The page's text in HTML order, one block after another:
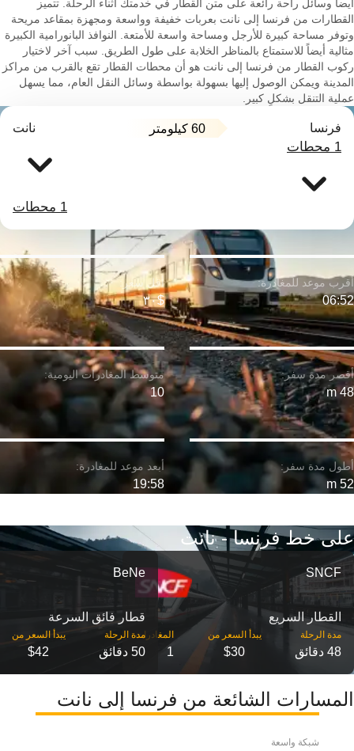
أيضاً وسائل راحة رائعة على متن القطار في خدمتك أثناء الرحلة. تتميز
القطارات من فرنسا إلى نانت بعربات خفيفة وواسعة ومجهزة بمقاعد مريحة
وتوفر مساحة كبيرة للأرجل ومساحة واسعة للأمتعة. النوافذ البانورامية الكبيرة
مثالية أيضاً للاستمتاع بالمناظر الخلابة على طول الطريق. سبب آخر لاختيار
ركوب القطار من فرنسا إلى نانت هو أن محطات القطار تقع بالقرب من مراكز
المدينة ويمكن الوصول إليها بسهولة بواسطة وسائل النقل العام، مما يسهل
عملية التنقل بشكلٍ كبير.
فرنسا 60 كيلومتر نانت
1 محطات
1 محطات
48 m
06:52
52 m
$٣٠
10
19:58
على خط فرنسا - نانت
SNCF
القطار السريع
مدة الرحلة
48 دقائق
‎يبدأ السعر من
$30
1
BeNe
قطار فائق السرعة
مدة الرحلة
50 دقائق
‎يبدأ السعر من
$42
المسارات الشائعة من فرنسا إلى نانت
شبكة واسعة